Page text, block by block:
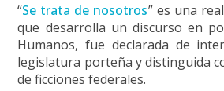
“Se trata de nosotros” es una
que desarrolla un discurso en
Humanos, fue declarada de
legislatura porteña y distinguida
de ficciones federales.